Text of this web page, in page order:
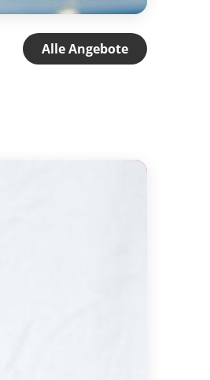
Alle Angebote